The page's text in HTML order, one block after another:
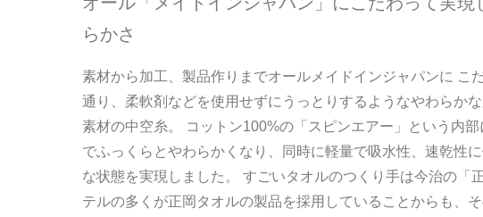
らかさ
素材から加工、製品作りまでオールメイドインジャパンに こ
通り、柔軟剤などを使用せずにうっとりするようなやわらか
素材の中空糸。 コットン100%の「スピンエアー」という内
でふっくらとやわらかくなり、同時に軽量で吸水性、速乾性
な状態を実現しました。 すごいタオルのつくり手は今治の「
テルの多くが正岡タオルの製品を採用していることからも、